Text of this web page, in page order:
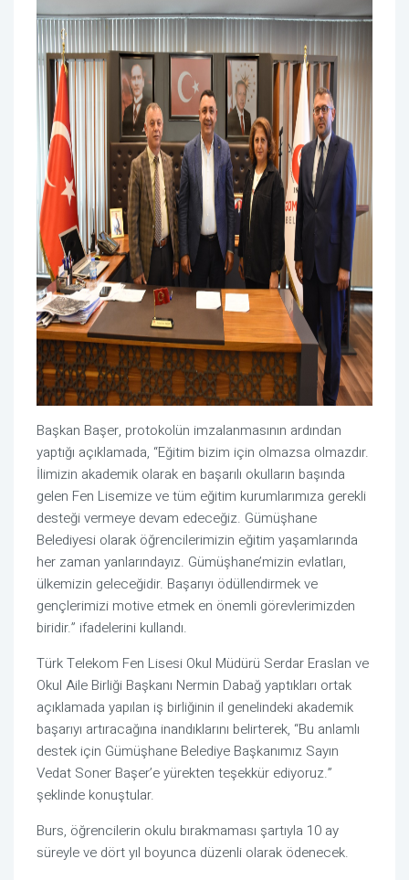
Başkan Başer, protokolün imzalanmasının ardından
yaptığı açıklamada, “Eğitim bizim için olmazsa olmazdır.
İlimizin akademik olarak en başarılı okulların başında
gelen Fen Lisemize ve tüm eğitim kurumlarımıza gerekli
desteği vermeye devam edeceğiz. Gümüşhane
Belediyesi olarak öğrencilerimizin eğitim yaşamlarında
her zaman yanlarındayız. Gümüşhane’mizin evlatları,
ülkemizin geleceğidir. Başarıyı ödüllendirmek ve
gençlerimizi motive etmek en önemli görevlerimizden
biridir.” ifadelerini kullandı.
Türk Telekom Fen Lisesi Okul Müdürü Serdar Eraslan ve
Okul Aile Birliği Başkanı Nermin Dabağ yaptıkları ortak
açıklamada yapılan iş birliğinin il genelindeki akademik
başarıyı artıracağına inandıklarını belirterek, “Bu anlamlı
destek için Gümüşhane Belediye Başkanımız Sayın
Vedat Soner Başer’e yürekten teşekkür ediyoruz.”
şeklinde konuştular.
Burs, öğrencilerin okulu bırakmaması şartıyla 10 ay
süreyle ve dört yıl boyunca düzenli olarak ödenecek.